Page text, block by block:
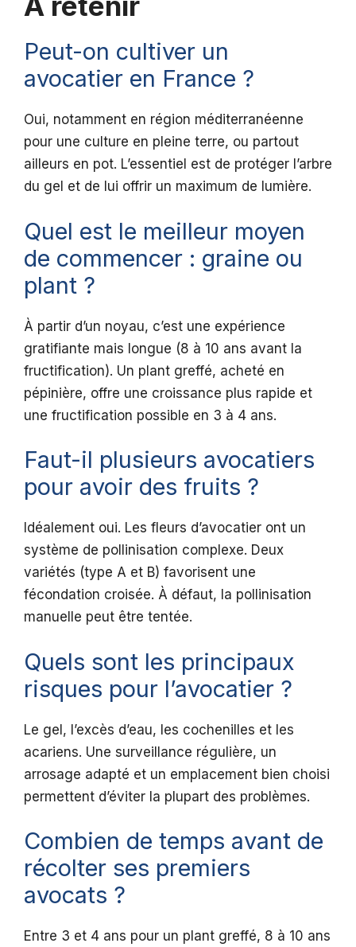
Peut-on cultiver un
avocatier en France ?
Oui, notamment en région méditerranéenne
pour une culture en pleine terre, ou partout
ailleurs en pot. L’essentiel est de protéger l’arbre
du gel et de lui offrir un maximum de lumière.
Quel est le meilleur moyen
de commencer : graine ou
plant ?
À partir d’un noyau, c’est une expérience
gratifiante mais longue (8 à 10 ans avant la
fructification). Un plant greffé, acheté en
pépinière, offre une croissance plus rapide et
une fructification possible en 3 à 4 ans.
Faut-il plusieurs avocatiers
pour avoir des fruits ?
Idéalement oui. Les fleurs d’avocatier ont un
système de pollinisation complexe. Deux
variétés (type A et B) favorisent une
fécondation croisée. À défaut, la pollinisation
manuelle peut être tentée.
Quels sont les principaux
risques pour l’avocatier ?
Le gel, l’excès d’eau, les cochenilles et les
acariens. Une surveillance régulière, un
arrosage adapté et un emplacement bien choisi
permettent d’éviter la plupart des problèmes.
Combien de temps avant de
récolter ses premiers
avocats ?
Entre 3 et 4 ans pour un plant greffé, 8 à 10 ans